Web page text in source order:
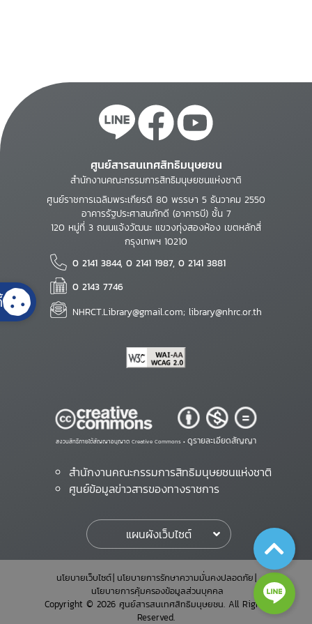
ศูนย์สารสนเทศสิทธิมนุษยชน
สำนักงานคณะกรรมการสิทธิมนุษยชนแห่งชาติ
ศูนย์ราชการเฉลิมพระเกียรติ 80 พรรษา 5 ธันวาคม 2550
อาคารรัฐประศาสนภักดี (อาคารบี) ชั้น 7
120 หมู่ที่ 3 ถนนแจ้งวัฒนะ แขวงทุ่งสองห้อง เขตหลักสี่
กรุงเทพฯ 10210
0 2141 3844, 0 2141 1987, 0 2141 3881
0 2143 7746
NHRCT.Library@gmail.com; library@nhrc.or.th
สงวนสิทธิ์ภายใต้สัญญาอนุญาต Creative Commons • ดูรายละเอียดสัญญา
สำนักงานคณะกรรมการสิทธิมนุษยชนแห่งชาติ
ศูนย์ข้อมูลข่าวสารของทางราชการ
แผนผังเว็บไซต์
นโยบายเว็บไซต์ นโยบายการรักษาความมั่นคงปลอดภัย
นโยบายการคุ้มครองข้อมูลส่วนบุคคล
Copyright © 2026 ศูนย์สารสนเทศสิทธิมนุษยชน. All Rights
Reserved.